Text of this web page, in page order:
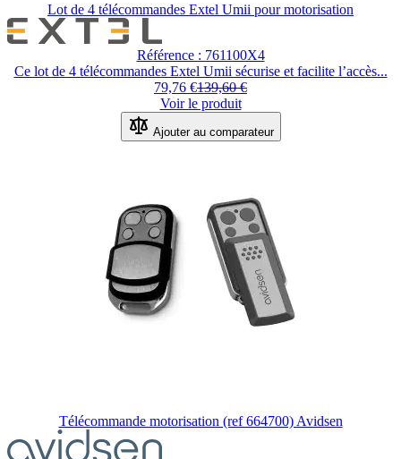
Lot de 4 télécommandes Extel Umii pour motorisation
dépend
des
options
choisies
la
Référence : 761100X4
Ce lot de 4 télécommandes Extel Umii sécurise et facilite l’accès...
79,76 €139,60 €
Voir le produit
Ajouter au comparateur
Télécommande motorisation (ref 664700) Avidsen